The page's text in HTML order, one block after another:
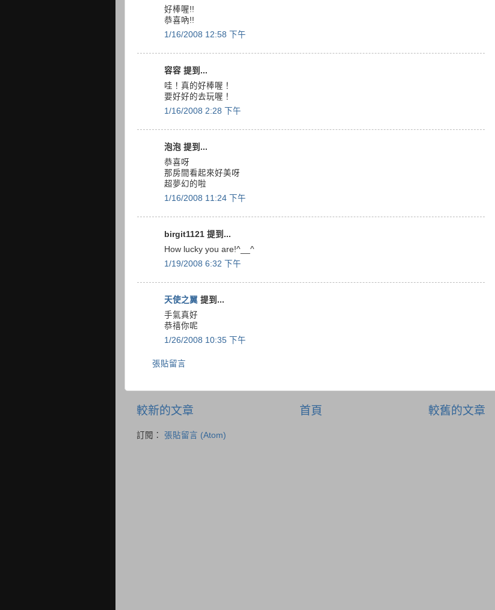
好棒喔!!
恭喜吶!!
1/16/2008 12:58 下午
容容 提到...
哇！真的好棒喔！
要好好的去玩喔！
1/16/2008 2:28 下午
泡泡 提到...
恭喜呀
那房間看起來好美呀
超夢幻的啦
1/16/2008 11:24 下午
birgit1121 提到...
How lucky you are!^__^
1/19/2008 6:32 下午
天使之翼 提到...
手氣真好
恭禧你呢
1/26/2008 10:35 下午
張貼留言
較新的文章 較舊的文章
首頁
訂閱： 張貼留言 (Atom)